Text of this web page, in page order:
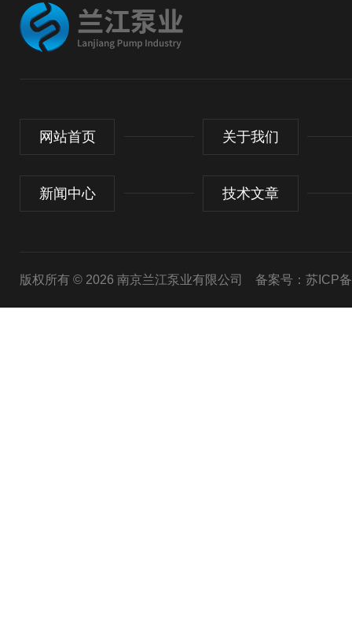
网站首页 关于我们
新闻中心 技术文章
版权所有 © 2026 南京兰江泵业有限公司 备案号：苏ICP